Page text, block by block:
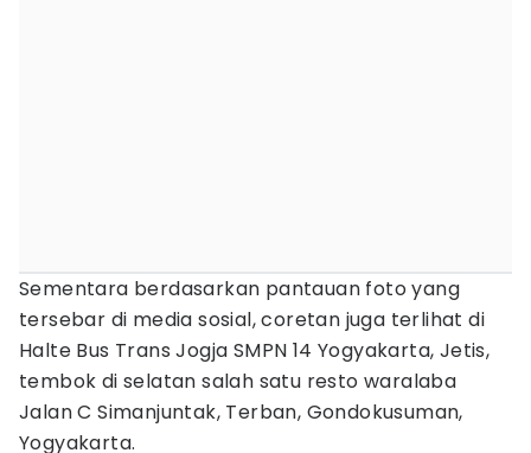
Sementara berdasarkan pantauan foto yang
tersebar di media sosial, coretan juga terlihat di
Halte Bus Trans Jogja SMPN 14 Yogyakarta, Jetis,
tembok di selatan salah satu resto waralaba
Jalan C Simanjuntak, Terban, Gondokusuman,
Yogyakarta.